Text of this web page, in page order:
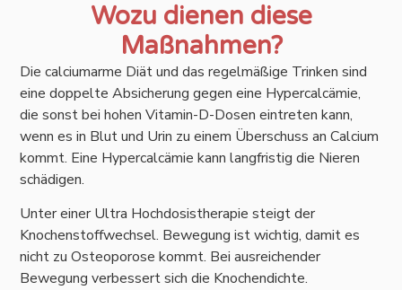
Wozu dienen diese
Maßnahmen?
Die calciumarme Diät und das regelmäßige Trinken sind
eine doppelte Absicherung gegen eine Hypercalcämie,
die sonst bei hohen Vitamin-D-Dosen eintreten kann,
wenn es in Blut und Urin zu einem Überschuss an Calcium
kommt. Eine Hypercalcämie kann langfristig die Nieren
schädigen.
Unter einer Ultra Hochdosistherapie steigt der
Knochenstoffwechsel. Bewegung ist wichtig, damit es
nicht zu Osteoporose kommt. Bei ausreichender
Bewegung verbessert sich die Knochendichte.